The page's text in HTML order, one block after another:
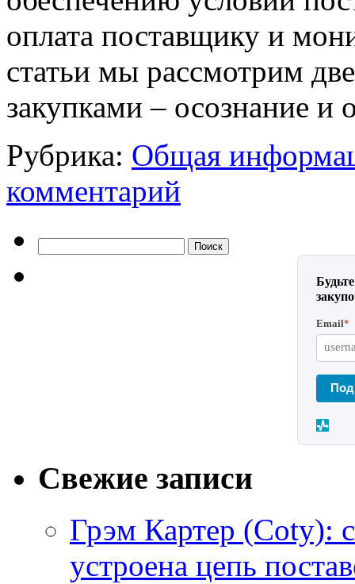
оплата поставщику и
статьи мы рассмотрим
закупками – осознание и
Рубрика: Общая
комментарий
Email*
Свежие записи
Грэм Картер (Coty):
устроена цепь